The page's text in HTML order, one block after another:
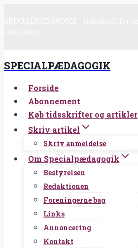
SPECIALPÆDAGOGIK
Forside
Abonnement
Køb tidsskrifter og artikler
Skriv artikel
Skriv anmeldelse
Om Specialpædagogik
Bestyrelsen
Redaktionen
Foreningerne bag
Links
Annoncering
Kontakt